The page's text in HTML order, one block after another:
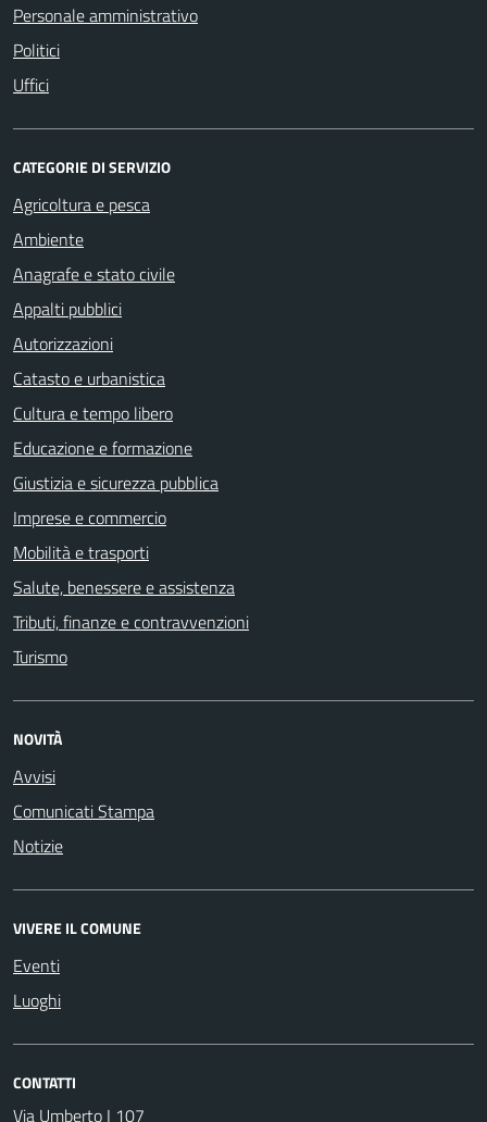
Personale amministrativo
Politici
Uffici
CATEGORIE DI SERVIZIO
Agricoltura e pesca
Ambiente
Anagrafe e stato civile
Appalti pubblici
Autorizzazioni
Catasto e urbanistica
Cultura e tempo libero
Educazione e formazione
Giustizia e sicurezza pubblica
Imprese e commercio
Mobilità e trasporti
Salute, benessere e assistenza
Tributi, finanze e contravvenzioni
Turismo
NOVITÀ
Avvisi
Comunicati Stampa
Notizie
VIVERE IL COMUNE
Eventi
Luoghi
CONTATTI
Via Umberto I 107